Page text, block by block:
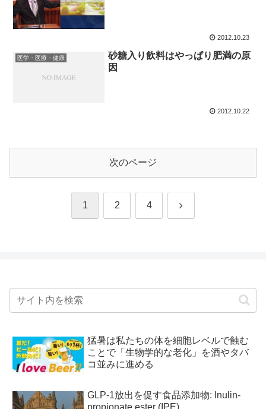
2012.10.23
医学・医療・健康
砂糖入り飲料はやっぱり肥満の原
因
2012.10.22
次のページ
1 2 4 次
猛暑は私たちの体を細胞レベルで蝕む
ことで「生物学的な老化」を酒やタバ
コ並みに進める
GLP-1放出を促す食品添加物: Inulin-
propionate ester (IPE)